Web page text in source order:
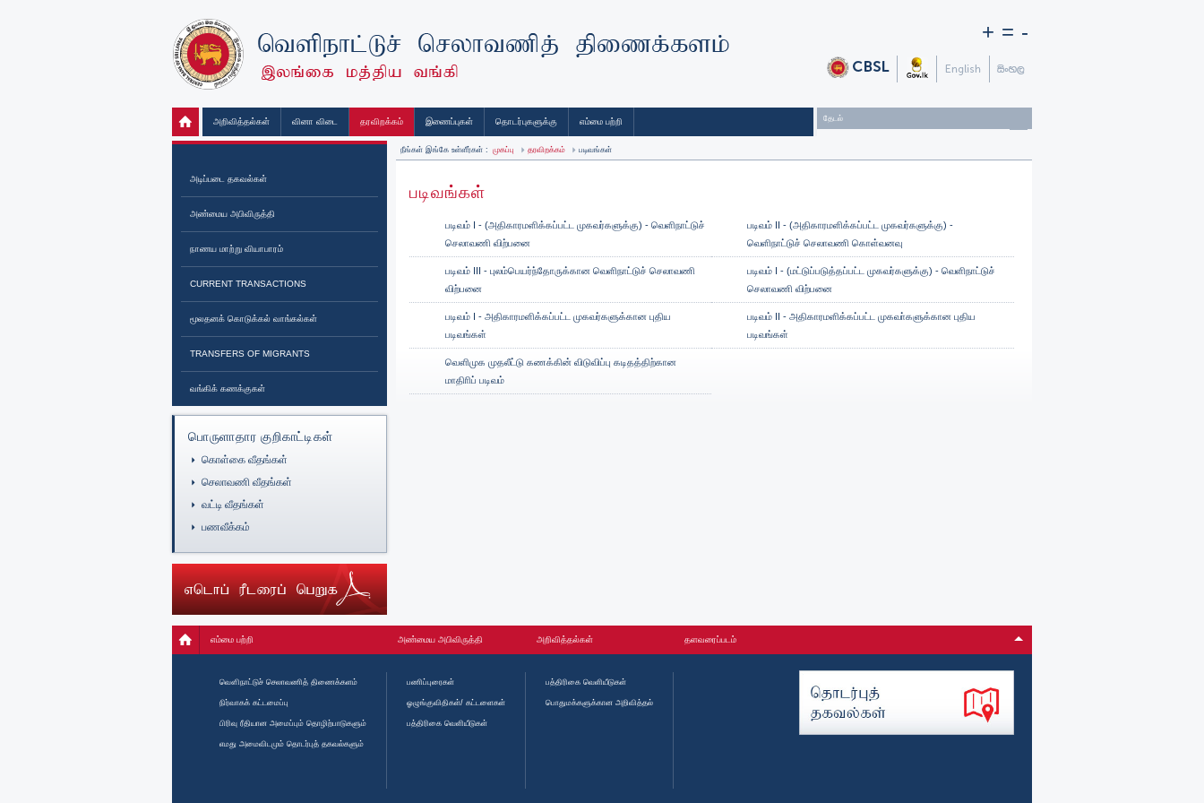
+ = -
அறிவித்தல்கள் வினா விடை தரவிறக்கம் இணைப்புகள் தொடர்புகளுக்கு எம்மை பற்றி
அடிப்படை தகவல்கள்
அண்மைய அபிவிருத்தி
நாணய மாற்று வியாபாரம்
CURRENT TRANSACTIONS
மூலதனக் கொடுக்கல் வாங்கல்கள்
TRANSFERS OF MIGRANTS
வங்கிக் கணக்குகள்
பொருளாதார குறிகாட்டிகள்
கொள்கை வீதங்கள்
செலாவணி வீதங்கள்
வட்டி வீதங்கள்
பணவீக்கம்
நீங்கள் இங்கே உள்ளீர்கள் : முகப்பு தரவிறக்கம் படிவங்கள்
படிவங்கள்
படிவம் I - (அதிகாரமளிக்கப்பட்ட முகவர்களுக்கு) - வெளிநாட்டுச்
செலாவணி விற்பனை
படிவம் II - (அதிகாரமளிக்கப்பட்ட முகவர்களுக்கு) -
வெளிநாட்டுச் செலாவணி கொள்வனவு
படிவம் III - புலம்பெயர்ந்தோருக்கான வெளிநாட்டுச் செலாவணி
விற்பனை
படிவம் I - (மட்டுப்படுத்தப்பட்ட முகவர்களுக்கு) - வெளிநாட்டுச்
செலாவணி விற்பனை
படிவம் I - அதிகாரமளிக்கப்பட்ட முகவர்களுக்கான புதிய
படிவங்கள்
படிவம் II - அதிகாரமளிக்கப்பட்ட முகவா்களுக்கான புதிய
படிவங்கள்
வௌிமுக முதலீட்டு கணக்கின் விடுவிப்பு கடிதத்திற்கான
மாதிாிப் படிவம்
எம்மை பற்றி
வௌிநாட்டுச் செலாவணித் திணைக்களம்
நிர்வாகக் கட்டமைப்பு
பிரிவு ரீதியான அமைப்பும் தொழிற்பாடுகளும்
எமது அமைவிடமும் தொடர்புத் தகவல்களும்
அண்மைய அபிவிருத்தி
பணிப்புரைகள்
ஓழுங்குவிதிகள்/ கட்டளைகள்
பத்திரிகை வெளியீடுகள்
அறிவித்தல்கள்
பத்திரிகை வெளியீடுகள்
பொதுமக்களுக்கான அறிவித்தல்
தளவரைப்படம்